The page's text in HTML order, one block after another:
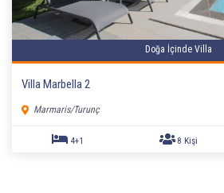
Doğa İçinde Villa
Villa Marbella 2
Marmaris/Turunç